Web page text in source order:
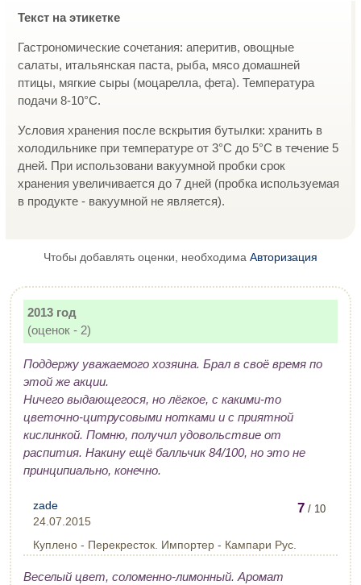
Текст на этикетке
Гастрономические сочетания: аперитив, овощные
салаты, итальянская паста, рыба, мясо домашней
птицы, мягкие сыры (моцарелла, фета). Температура
подачи 8-10°С.
Условия хранения после вскрытия бутылки: хранить в
холодильнике при температуре от 3°С до 5°С в течение 5
дней. При использовани вакуумной пробки срок
хранения увеличивается до 7 дней (пробка используемая
в продукте - вакуумной не является).
Чтобы добавлять оценки, необходима Авторизация
2013 год
(оценок - 2)
Поддержу уважаемого хозяина. Брал в своё время по
этой же акции.
Ничего выдающегося, но лёгкое, с какими-то
цветочно-цитрусовыми нотками и с приятной
кислинкой. Помню, получил удовольствие от
распития. Накину ещё балльчик 84/100, но это не
принципиально, конечно.
7 / 10
zade
24.07.2015
Куплено - Перекресток. Импортер - Кампари Рус.
Веселый цвет, соломенно-лимонный. Аромат